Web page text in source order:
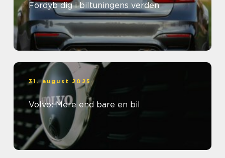
Fordyb dig i biltuningens verden
31. august 2025
Volvo: Mere end bare en bil